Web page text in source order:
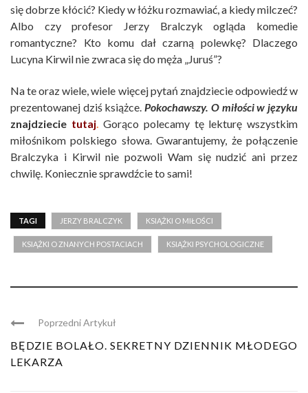
się dobrze kłócić? Kiedy w łóżku rozmawiać, a kiedy milczeć?
Albo czy profesor Jerzy Bralczyk ogląda komedie
romantyczne? Kto komu dał czarną polewkę? Dlaczego
Lucyna Kirwil nie zwraca się do męża „Juruś”?
Na te oraz wiele, wiele więcej pytań znajdziecie odpowiedź w
prezentowanej dziś książce. Pokochawszy. O miłościw języku
znajdziecie tutaj. Gorąco polecamy tę lekturę wszystkim
miłośnikom polskiego słowa. Gwarantujemy, że połączenie
Bralczyka i Kirwil nie pozwoli Wam się nudzić ani przez
chwilę. Koniecznie sprawdźcie to sami!
TAGI JERZY BRALCZYK KSIĄŻKI O MIŁOŚCI
KSIĄŻKI O ZNANYCH POSTACIACH KSIĄŻKI PSYCHOLOGICZNE
Poprzedni Artykuł
BĘDZIE BOLAŁO. SEKRETNY DZIENNIK MŁODEGO
LEKARZA